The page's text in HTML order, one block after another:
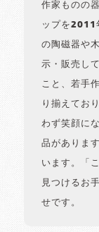
作家ものの
ップを2011
の陶磁器や
示・販売し
こと、若手
り揃えてお
わず笑顔に
品がありま
います。「
見つけるお
せです。